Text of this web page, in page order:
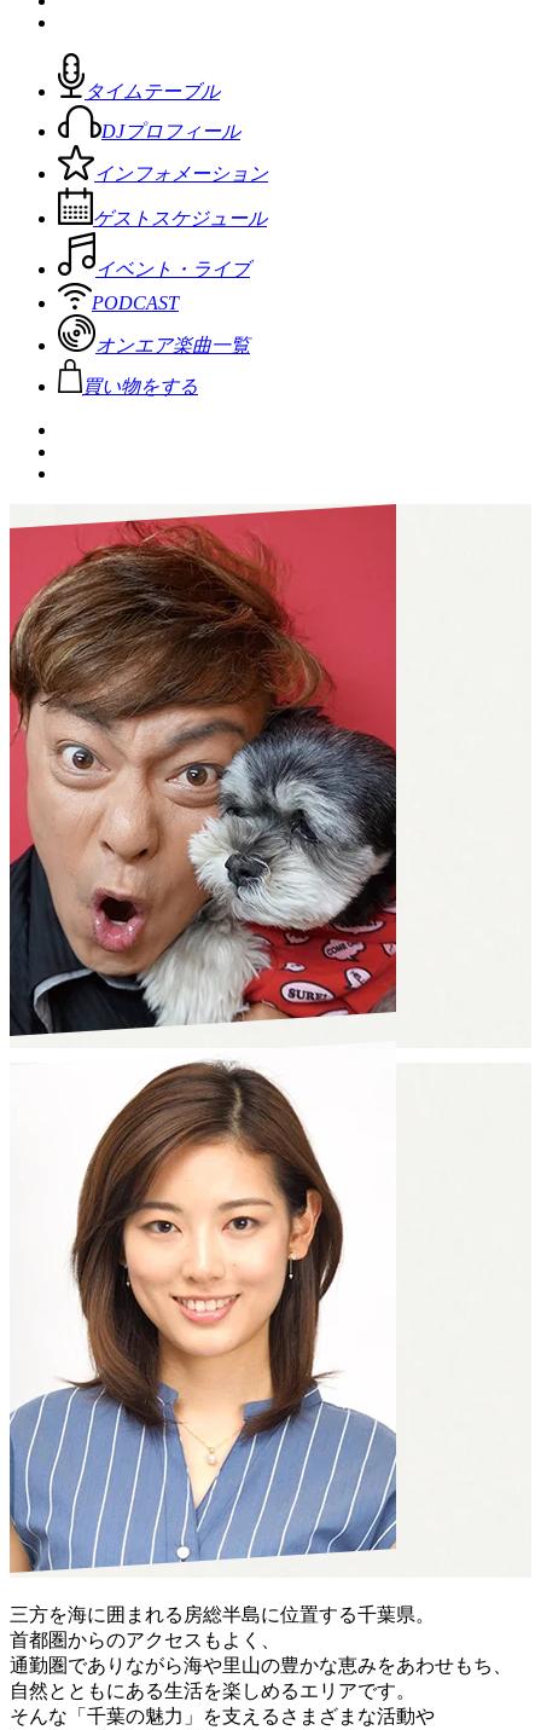
タイムテーブル
DJプロフィール
インフォメーション
ゲストスケジュール
イベント・ライブ
PODCAST
オンエア楽曲一覧
買い物をする
三方を海に囲まれる房総半島に位置する千葉県。
首都圏からのアクセスもよく、
通勤圏でありながら海や里山の豊かな恵みをあわせもち、
自然とともにある生活を楽しめるエリアです。
そんな「千葉の魅力」を支えるさまざまな活動や